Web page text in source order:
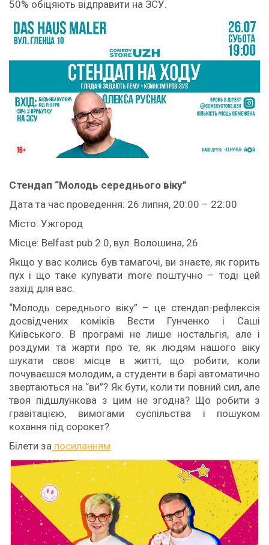
50% обіцяють відправити на ЗСУ.
Стендап “Молодь середнього віку”
Дата та час проведення: 26 липня, 20:00 – 22:00
Місто: Ужгород
Місце: Belfast pub 2.0, вул. Волошина, 26
Якщо у вас колись був тамагочі, ви знаєте, як горить
пух і що таке купувати more поштучно – тоді цей
захід для вас.
“Молодь середнього віку” – це стендап-рефлексія
досвідчених коміків Вєсти Гунченко і Саші
Київського. В програмі не лише ностальгія, але і
роздуми та жарти про те, як людям нашого віку
шукати своє місце в житті, що робити, коли
почуваєшся молодим, а студенти в барі автоматично
звертаються на “ви”? Як бути, коли ти повний сил, але
твоя підшлункова з цим не згодна? Що робити з
гравітацією, вимогами суспільства і пошуком
кохання під сорокет?
Білети за посиланням